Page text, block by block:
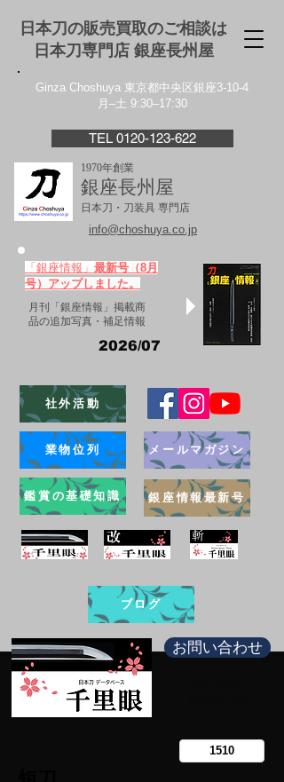
日本刀の販売買取のご相談は
日本刀専門店 銀座⻑州屋
Ginza Choshuya 東京都中央区銀座3-10-4
月–土 9:30–17:30
TEL 0120-123-622
1970年創業
銀座長州屋
日本刀・刀装具 専門店
info@choshuya.co.jp
「銀座情報」 最新号（8月
号）アップしました。
月刊「銀座情報」掲載商
品の追加写真・補足情報
2026/07
社外活動
業物位列
鑑賞の基礎知識
メールマガジン
銀座情報最新号
ブログ
お問い合わせ